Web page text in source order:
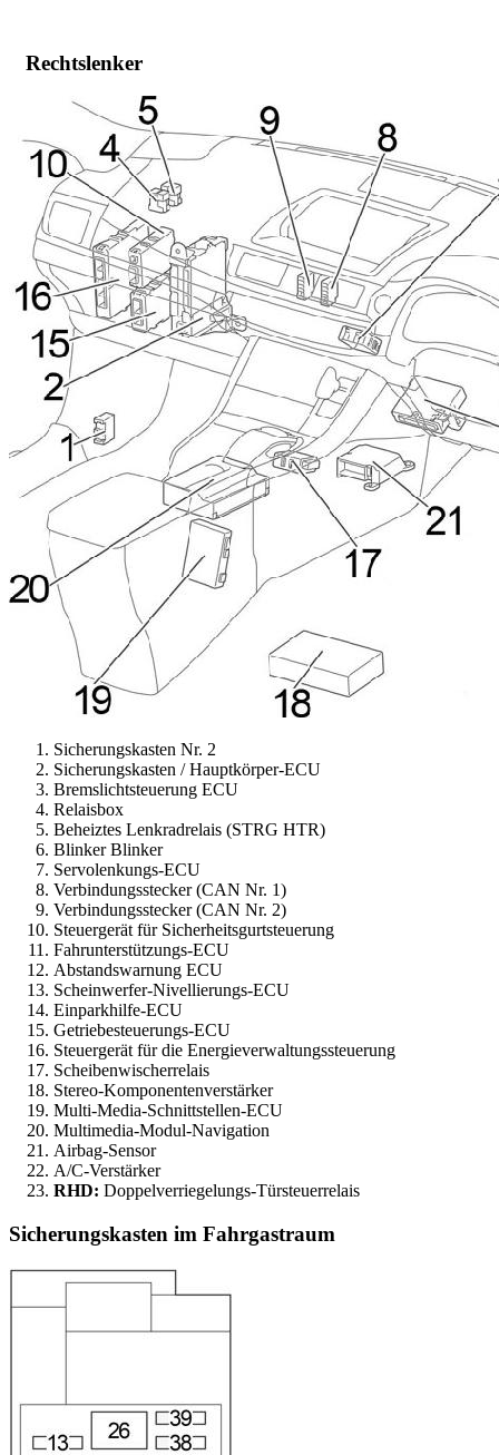
Rechtslenker
Sicherungskasten Nr. 2
Sicherungskasten / Hauptkörper-ECU
Bremslichtsteuerung ECU
Relaisbox
Beheiztes Lenkradrelais (STRG HTR)
Blinker Blinker
Servolenkungs-ECU
Verbindungsstecker (CAN Nr. 1)
Verbindungsstecker (CAN Nr. 2)
Steuergerät für Sicherheitsgurtsteuerung
Fahrunterstützungs-ECU
Abstandswarnung ECU
Scheinwerfer-Nivellierungs-ECU
Einparkhilfe-ECU
Getriebesteuerungs-ECU
Steuergerät für die Energieverwaltungssteuerung
Scheibenwischerrelais
Stereo-Komponentenverstärker
Multi-Media-Schnittstellen-ECU
Multimedia-Modul-Navigation
Airbag-Sensor
A/C-Verstärker
RHD: Doppelverriegelungs-Türsteuerrelais
Sicherungskasten im Fahrgastraum